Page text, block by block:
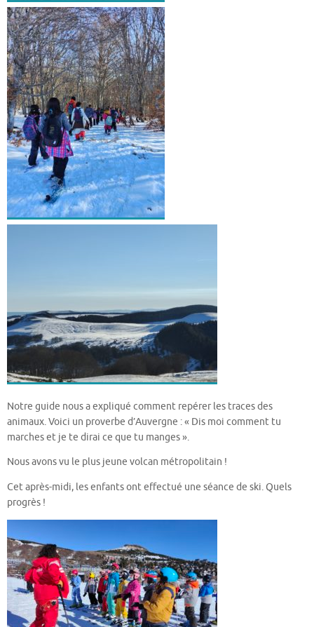
Notre guide nous a expliqué comment repérer les traces des
animaux. Voici un proverbe d’Auvergne : « Dis moi comment tu
marches et je te dirai ce que tu manges ».
Nous avons vu le plus jeune volcan métropolitain !
Cet après-midi, les enfants ont effectué une séance de ski. Quels
progrès !